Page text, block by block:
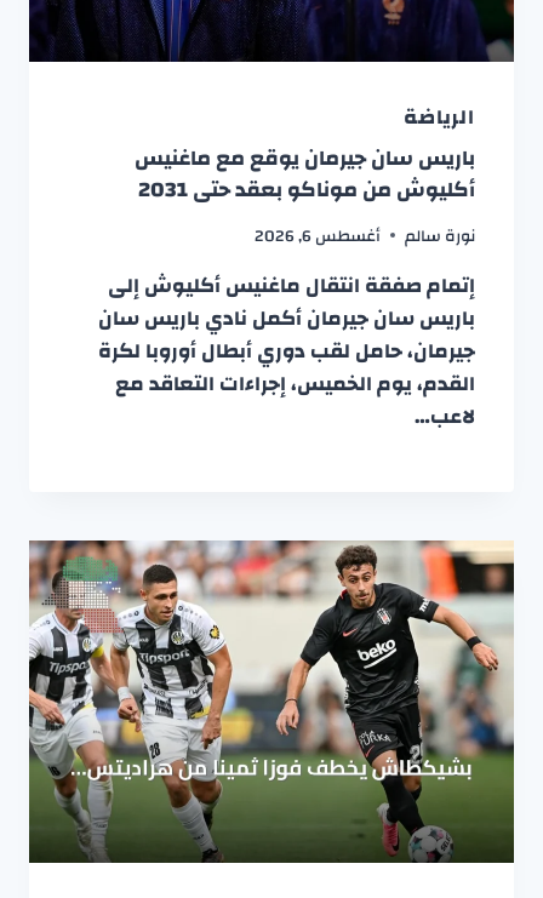
الرياضة
باريس سان جيرمان يوقع مع ماغنيس
أكليوش من موناكو بعقد حتى 2031
نورة سالم أغسطس 6, 2026
إتمام صفقة انتقال ماغنيس أكليوش إلى
باريس سان جيرمان أكمل نادي باريس سان
جيرمان، حامل لقب دوري أبطال أوروبا لكرة
القدم، يوم الخميس، إجراءات التعاقد مع
لاعب…